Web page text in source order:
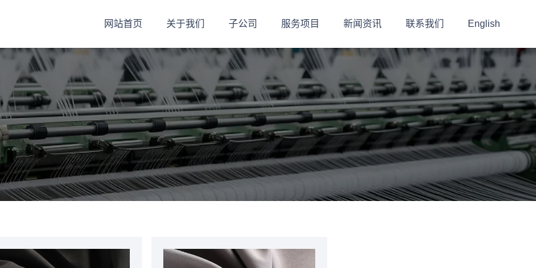
网站首页 关于我们 子公司 服务项目 新闻资讯 联系我们 English